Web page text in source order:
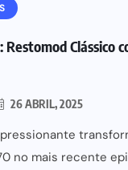
Restomod Clássico
26 ABRIL, 2025
no mais recente